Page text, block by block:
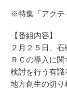
※特集「アクテ
【番組内容】
２月２５日、
ＲＣの導入に関
検討を行う有識
地方創生の切